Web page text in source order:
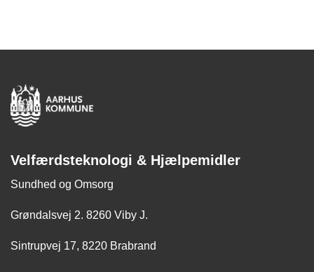
Velfærdsteknologi & Hjælpemidler
Sundhed og Omsorg
Grøndalsvej 2. 8260 Viby J.
Sintrupvej 17, 8220 Brabrand